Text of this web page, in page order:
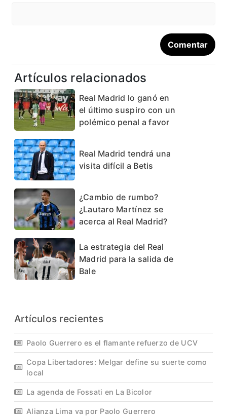
Artículos relacionados
Real Madrid lo ganó en
el último suspiro con un
polémico penal a favor
Real Madrid tendrá una
visita difícil a Betis
¿Cambio de rumbo?
¿Lautaro Martínez se
acerca al Real Madrid?
La estrategia del Real
Madrid para la salida de
Bale
Artículos recientes
Paolo Guerrero es el flamante refuerzo de UCV
Copa Libertadores: Melgar define su suerte como
local
La agenda de Fossati en La Bicolor
Alianza Lima va por Paolo Guerrero